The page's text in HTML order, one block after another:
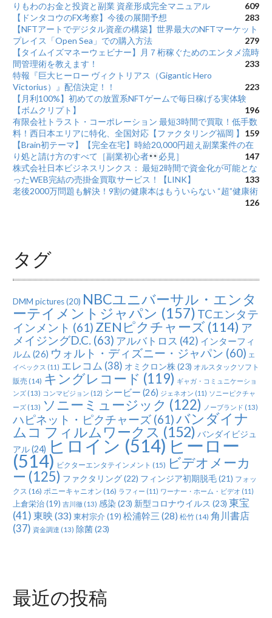
りもわのお金と投資と副業 資産形成完全マニュアル
609
【ドンタコウのFX考察】今後の展開予想
283
【NFTアートでデジタル資産の構築】世界最大のNFTマーケット
プレイス「Open Sea」での購入方法
279
【タイムイズマネーウェビナー】月７桁稼ぐためのエンタメ流時
間管理術を教えます！
233
特報『巨大ヒーロー ヴィクトリアス（Gigantic Hero
Victorius）』配信決定！！
223
【月利100%】初めての放置系NFTゲームで毎日稼げる実体験
【ボムクリプト】
196
有限会社トラスト・コーポレーション 最短3時間で買取！低手数
料！西日本エリアに特化、全国対応【ファクタリング福岡 】
159
【Brain初テーマ】【完全在宅】時給20,000円超え副業案件の在
り処と請け方のすべて［副業初心者
必見］
147
株式会社日本ビジネスリンクス： 最短2時間で資金化が可能とな
ったWEB完結の売掛金買取サービス！【LINK】
133
老後2000万問題も解決！9割の健康本はもういらない “超”健康術
126
タグ
DMM pictures(20) NBCユニバーサル・エンタ
ーテイメントジャパン (157) TCエンタテ
インメント (61) ZENピクチャーズ (114) ア
メイジングD.C. (63) アルバトロス (42) インターフィ
ルム (26) ウォルト・ディズニー・ジャパン (60) エ
イベックス (11) エレコム (38) オミクロン株(23) オルスタックソフト
販売 (14) キングレコード (119) ギャガ・コミュニケーショ
ンズ (13) コンマビジョン (12) シービー (26) ジェネオン (11) ソニーピクチャ
ーズ (13) ソニーミュージック (122) ノーブランド (13)
ハピネット・ピクチャーズ (61)バンダイナ
ムコ フィルムワークス (152) バンダイビジュ
アル(24) ヒロイン (514) ヒーロー
(514) ビクターエンタテインメント (15) ビデオメーカ
ー (125) ファクタリング(22) フィンジア初期脱毛(21) フォッ
クス (16) ポニーキャニオン (16) ラフィー (11) ワーナー・ホーム・ビデオ (11)
上倉栄治(19) 吉川徹 (13) 感染 (23) 新型コロナウイルス (23) 東宝
(41) 東映 (33) 東村宗介 (19) 松浦幹三 (28) 松竹 (14) 角川書店
(37) 資金調達 (13) 除菌(23)
最近の投稿